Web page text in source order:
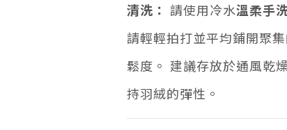
清洗： 請使用冷水溫柔手
請輕輕拍打並平均鋪開聚
鬆度。 建議存放於通風乾
持羽絨的彈性。